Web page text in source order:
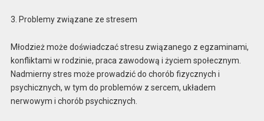
3. Problemy związane ze stresem
Młodzież może doświadczać stresu związanego z egzaminami,
konfliktami w rodzinie, praca zawodową i życiem społecznym.
Nadmierny stres może prowadzić do chorób fizycznych i
psychicznych, w tym do problemów z sercem, układem
nerwowym i chorób psychicznych.